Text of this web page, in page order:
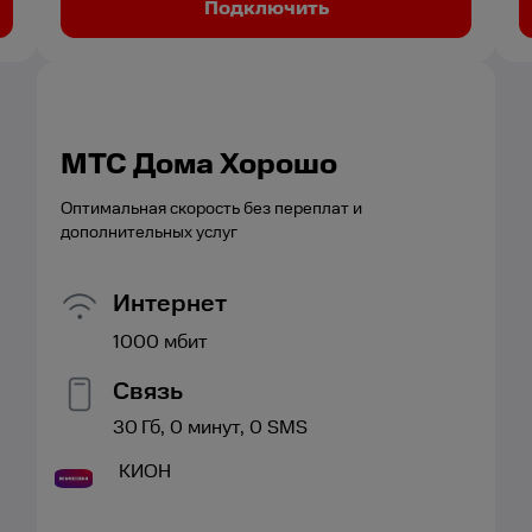
Подключить
МТС Дома Хорошо
Оптимальная скорость без переплат и
дополнительных услуг
Интернет
1000 мбит
Связь
30 Гб, 0 минут, 0 SMS
КИОН